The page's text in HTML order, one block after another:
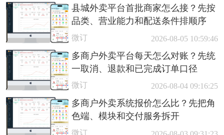
县城外卖平台首批商家怎么接？先按
品类、营业能力和配送条件排顺序
微订 2026-08-05 10:59:46
多商户外卖平台每天怎么对账？先统
一取消、退款和已完成订单口径
微订 2026-08-04 09:16:25
多商户外卖系统报价怎么比？先把角
色端、模块和交付服务拆开
微订